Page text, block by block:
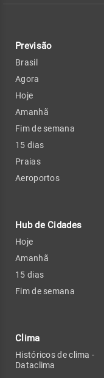
Previsão
Brasil
Agora
Hoje
Amanhã
Fim de semana
15 dias
Praias
Aeroportos
Hub de Cidades
Hoje
Amanhã
15 dias
Fim de semana
Clima
Históricos de clima -
Dataclima